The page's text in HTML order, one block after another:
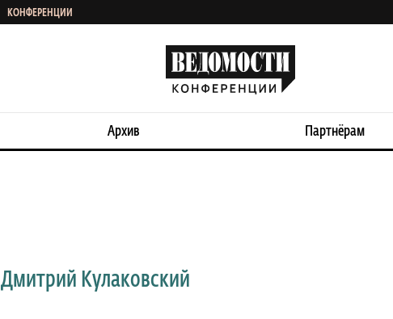
КОНФЕРЕНЦИИ
Архив Партнёрам
Дмитрий Кулаковский